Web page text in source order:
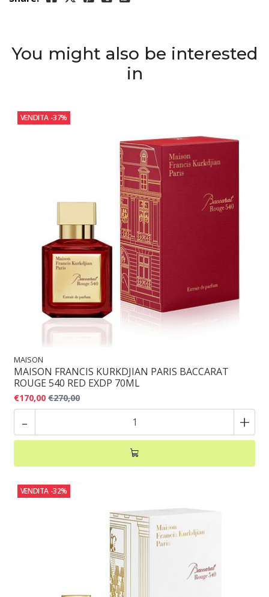
You might also be interested
in
VENDITA -37%
MAISON
MAISON FRANCIS KURKDJIAN PARIS BACCARAT
ROUGE 540 RED EXDP 70ML
€170,00 €270,00
- +
VENDITA -32%